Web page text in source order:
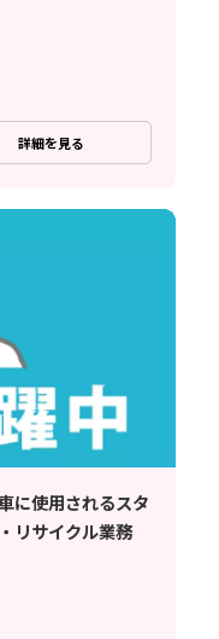
詳細を見る
に使用されるスタ
リサイクル業務